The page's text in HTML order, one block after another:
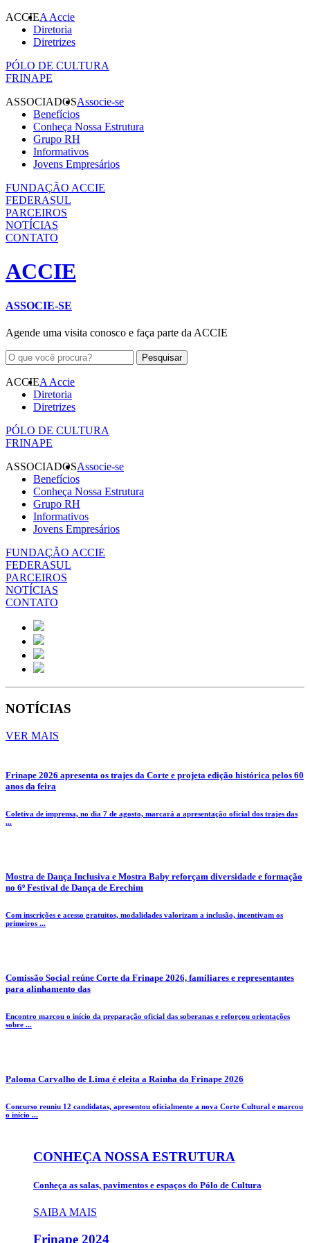
ACCIEA Accie
Diretoria
Diretrizes
PÓLO DE CULTURA
FRINAPE
ASSOCIADOSAssocie-se
Benefícios
Conheça Nossa Estrutura
Grupo RH
Informativos
Jovens Empresários
FUNDAÇÃO ACCIE
FEDERASUL
PARCEIROS
NOTÍCIAS
CONTATO
ACCIE
ASSOCIE-SE
Agende uma visita conosco e faça parte da ACCIE
ACCIEA Accie
Diretoria
Diretrizes
PÓLO DE CULTURA
FRINAPE
ASSOCIADOSAssocie-se
Benefícios
Conheça Nossa Estrutura
Grupo RH
Informativos
Jovens Empresários
FUNDAÇÃO ACCIE
FEDERASUL
PARCEIROS
NOTÍCIAS
CONTATO
NOTÍCIAS
VER MAIS
Frinape 2026 apresenta os trajes da Corte e projeta edição histórica pelos 60
anos da feira
Coletiva de imprensa, no dia 7 de agosto, marcará a apresentação oficial dos trajes das
...
Mostra de Dança Inclusiva e Mostra Baby reforçam diversidade e formação
no 6º Festival de Dança de Erechim
Com inscrições e acesso gratuitos, modalidades valorizam a inclusão, incentivam os
primeiros ...
Comissão Social reúne Corte da Frinape 2026, familiares e representantes
para alinhamento das
Encontro marcou o início da preparação oficial das soberanas e reforçou orientações
sobre ...
Paloma Carvalho de Lima é eleita a Rainha da Frinape 2026
Concurso reuniu 12 candidatas, apresentou oficialmente a nova Corte Cultural e marcou
o início ...
CONHEÇA NOSSA ESTRUTURA
Conheça as salas, pavimentos e espaços do Pólo de Cultura
SAIBA MAIS
Frinape 2024